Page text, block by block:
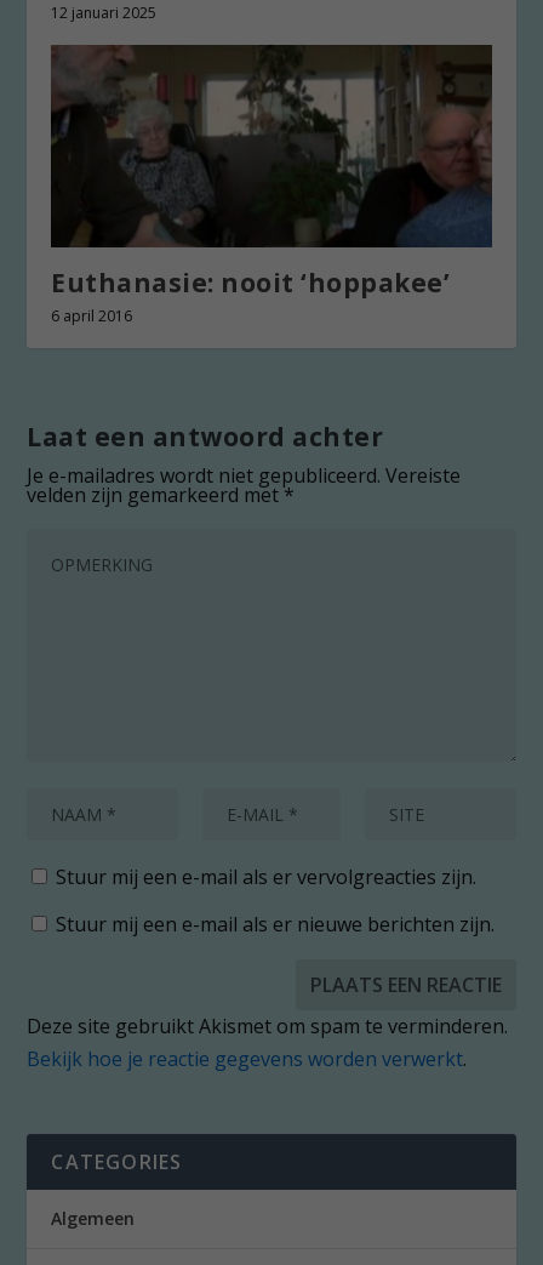
12 januari 2025
Euthanasie: nooit ‘hoppakee’
6 april 2016
Laat een antwoord achter
Je e-mailadres wordt niet gepubliceerd. Vereiste
velden zijn gemarkeerd met*
Stuur mij een e-mail als er vervolgreacties zijn.
Stuur mij een e-mail als er nieuwe berichten zijn.
Deze site gebruikt Akismet om spam te verminderen.
Bekijk hoe je reactie gegevens worden verwerkt.
CATEGORIES
Algemeen